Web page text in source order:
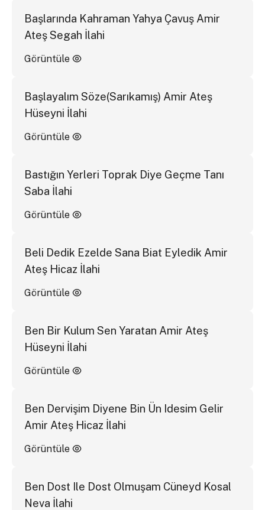
Başlarında Kahraman Yahya Çavuş Amir
Ateş Segah İlahi
Görüntüle
Başlayalım Söze(Sarıkamış) Amir Ateş
Hüseyni İlahi
Görüntüle
Bastığın Yerleri Toprak Diye Geçme Tanı
Saba İlahi
Görüntüle
Beli Dedik Ezelde Sana Biat Eyledik Amir
Ateş Hicaz İlahi
Görüntüle
Ben Bir Kulum Sen Yaratan Amir Ateş
Hüseyni İlahi
Görüntüle
Ben Dervişim Diyene Bin Ün Idesim Gelir
Amir Ateş Hicaz İlahi
Görüntüle
Ben Dost Ile Dost Olmuşam Cüneyd Kosal
Neva İlahi